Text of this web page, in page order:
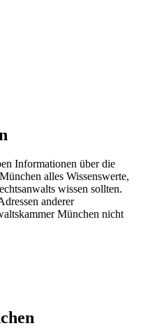
Informationen über die
alles Wissenswerte,
wissen sollten.
anderer
München nicht